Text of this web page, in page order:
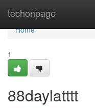
techonpage
Home
Home
1
88daylatttt